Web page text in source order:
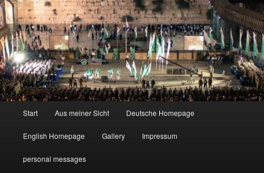
Start Aus meiner Sicht Deutsche Homepage
English Homepage Gallery Impressum
personal messages